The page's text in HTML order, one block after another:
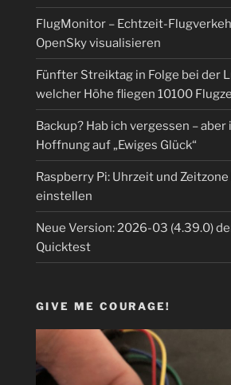
FlugMonitor – Echtzeit-
OpenSky visualisieren
Fünfter Streiktag in Folge bei der
welcher Höhe fliegen 10100
Backup? Hab ich vergessen – aber
Hoffnung auf „Ewiges Glück“
Raspberry Pi: Uhrzeit und
einstellen
Neue Version: 2026-03 (4.39.0)
Quicktest
GIVE ME COURAGE!